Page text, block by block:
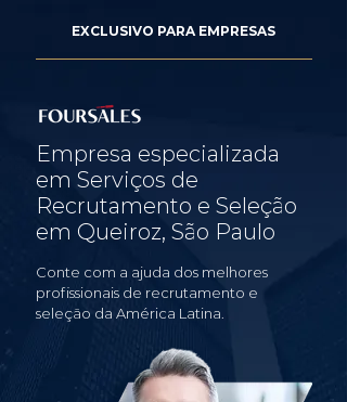
EXCLUSIVO PARA EMPRESAS
Empresa especializada
em Serviços de
Recrutamento e Seleção
em Queiroz, São Paulo
Conte com a ajuda dos melhores
profissionais de recrutamento e
seleção da América Latina.